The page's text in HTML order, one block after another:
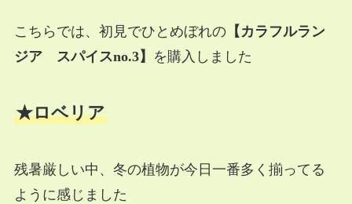
こちらでは、初見でひとめぼれの【カラフルラン
ジア スパイスno.3】
を購入しました
★ロベリア
残暑厳しい中、冬の植物が今日一番多く揃ってる
ように感じました